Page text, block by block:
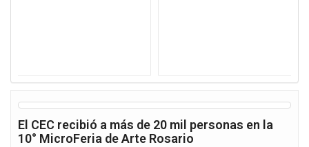
El CEC recibió a más de 20 mil personas en la
10° MicroFeria de Arte Rosario